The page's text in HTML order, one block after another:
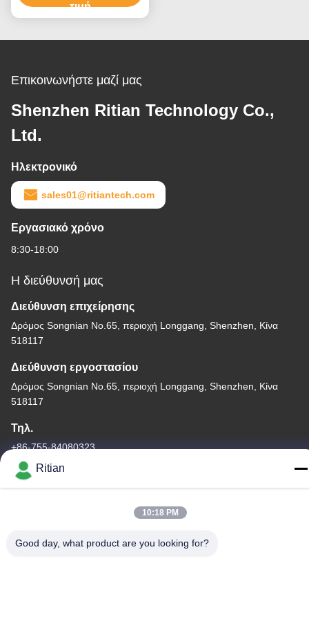
τιμή
Επικοινωνήστε μαζί μας
Shenzhen Ritian Technology Co.,
Ltd.
Ηλεκτρονικό
sales01@ritiantech.com
Εργασιακό χρόνο
8:30-18:00
Η διεύθυνσή μας
Διεύθυνση επιχείρησης
Δρόμος Songnian No.65, περιοχή Longgang, Shenzhen, Κίνα
518117
Διεύθυνση εργοστασίου
Δρόμος Songnian No.65, περιοχή Longgang, Shenzhen, Κίνα
518117
Τηλ.
+86-755-84080323
Προμηθευτής. Πνευματικά δικαιώματα © -2026 Shenzhen Ritian
Ritian
10:18 PM
Good day, what product are you looking for?